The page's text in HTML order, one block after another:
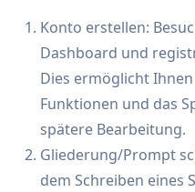
Konto erstellen:
Dashboard und
Dies ermöglicht
Funktionen und das
spätere Bearbeitung.
Gliederung/Prompt
dem Schreiben